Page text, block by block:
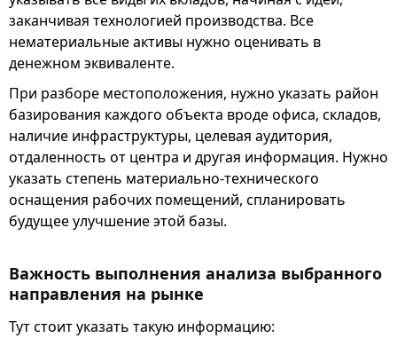
заканчивая технологией производства. Все
нематериальные активы нужно оценивать в
денежном эквиваленте.
При разборе местоположения, нужно указать район
базирования каждого объекта вроде офиса, складов,
наличие инфраструктуры, целевая аудитория,
отдаленность от центра и другая информация. Нужно
указать степень материально-технического
оснащения рабочих помещений, спланировать
будущее улучшение этой базы.
Важность выполнения анализа выбранного
направления на рынке
Тут стоит указать такую информацию: